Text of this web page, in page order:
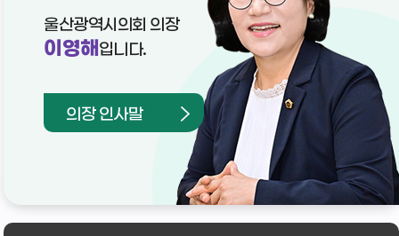
울산광역시의회 의장
이영해 입니다.
의장 인사말